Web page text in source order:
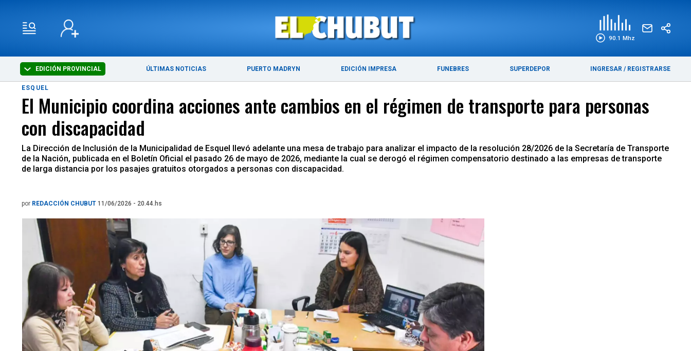
90.1 Mhz
EDICIÓN PROVINCIAL ÚLTIMAS NOTICIAS PUERTO MADRYN EDICIÓN IMPRESA FUNEBRES SUPERDEPOR INGRESAR / REGISTRARSE
ÚLTIMAS NOTICIAS PUERTO MADRYN
ESQUEL
El Municipio coordina acciones ante cambios en el régimen de transporte para personas
con discapacidad
La Dirección de Inclusión de la Municipalidad de Esquel llevó adelante una mesa de trabajo para analizar el impacto de la resolución 28/2026 de la Secretaría de Transporte
de la Nación, publicada en el Boletín Oficial el pasado 26 de mayo de 2026, mediante la cual se derogó el régimen compensatorio destinado a las empresas de transporte
de larga distancia por los pasajes gratuitos otorgados a personas con discapacidad.
por REDACCIÓN CHUBUT 11/06/2026 - 20.44.hs